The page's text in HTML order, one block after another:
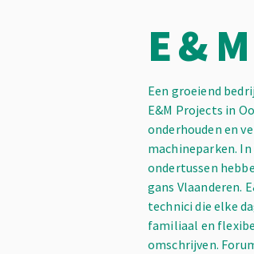
E &
Een groeiend
E&M Projects in
onderhouden en
machineparken.
ondertussen
gans Vlaanderen.
technici die elke
familiaal en
omschrijven.